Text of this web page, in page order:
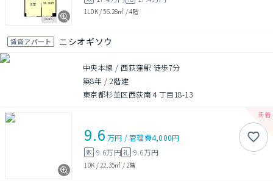
1LDK/56.28㎡ /4階
賃貸アパート ニシオギソウ
中央本線 / 西荻窪駅 徒歩7分
築8年 / 2階建
東京都杉並区西荻南４丁目18-13
9.6 万円 /管理費4,000円
敷 9.6万円礼 9.6万円
1DK / 22.35㎡ / 2階